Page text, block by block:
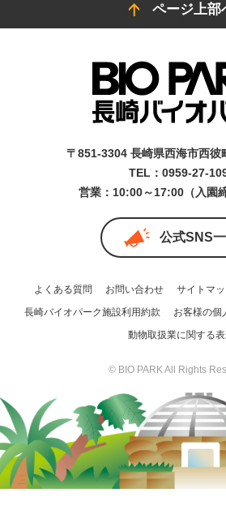
ページ上部
〒851-3304 長崎県西海市西彼
TEL：0959-27-
営業：10:00～17:00（入園
公式SNS
よくある質問 お問い合わせ サイトマ
長崎バイオパーク施設利用約款
お客様の個
動物取扱業に関する
© BIO PARK All Rights